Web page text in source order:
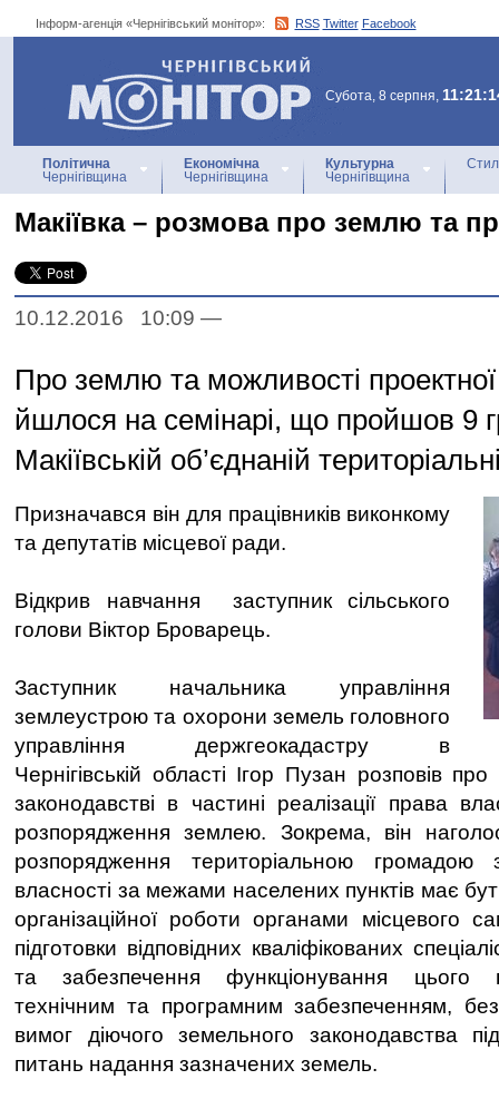
Інформ-агенція «Чернігівський монітор»: RSS Twitter Facebook
Інформ-агенція
«Чернігівський монітор»
Субота, 8 серпня,
Політична
Чернігівщина
Економічна
Чернігівщина
Культурна
Чернігівщина
Макіївка – розмова про землю та
10.12.2016 10:09 —
Про землю та можливості проектної
йшлося на семінарі, що пройшов 9
Макіївській об’єднаній
Призначався він для працівників виконкому
та депутатів місцевої ради.
Відкрив навчання заступник сільського
голови Віктор Броварець.
Заступник начальника управління
землеустрою та охорони земель головного
управління держгеокадастру в
Чернігівській області Ігор Пузан розповів
законодавстві в частині реалізації права
розпорядження землею. Зокрема, він
розпорядження територіальною громадою
власності за межами населених пунктів має
організаційної роботи органами місцевого
підготовки відповідних кваліфікованих
та забезпечення функціонування цього
технічним та програмним забезпеченням,
вимог діючого земельного законодавства
питань надання зазначених земель.